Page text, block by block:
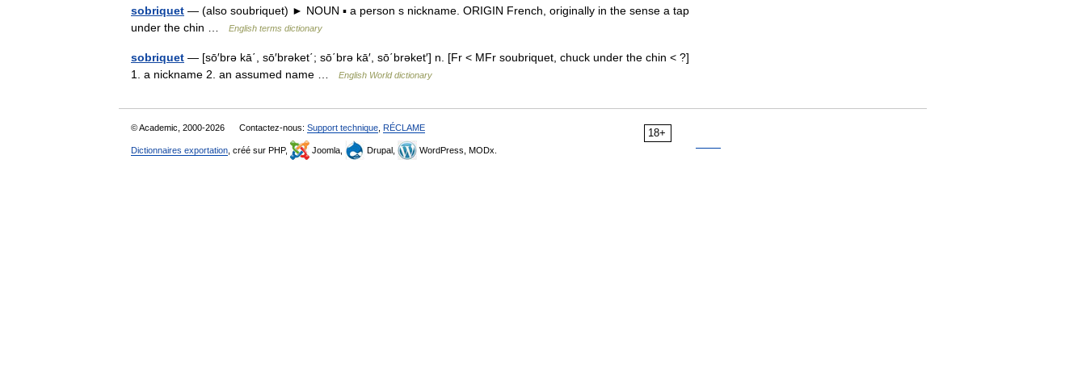
sobriquet — (also soubriquet) ► NOUN ▪ a person s nickname. ORIGIN French, originally in the sense a tap
under the chin …
English terms dictionary
sobriquet — [sō′brə kā΄, sō′brəket΄; sō΄brə kā′, sō΄brəket′] n. [Fr < MFr soubriquet, chuck under the chin < ?]
1. a nickname 2. an assumed name …
English World dictionary
18+
© Academic, 2000-2026 Contactez-nous: Support technique RÉCLAME
Dictionnaires exportation , créé sur PHP, Joomla, Drupal, WordPress, MODx.